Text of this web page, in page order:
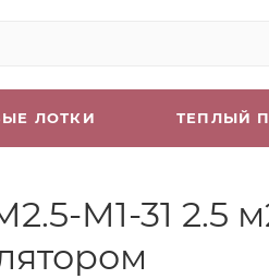
ЛОТКИ ТЕПЛЫЙ
M1-31 2.5